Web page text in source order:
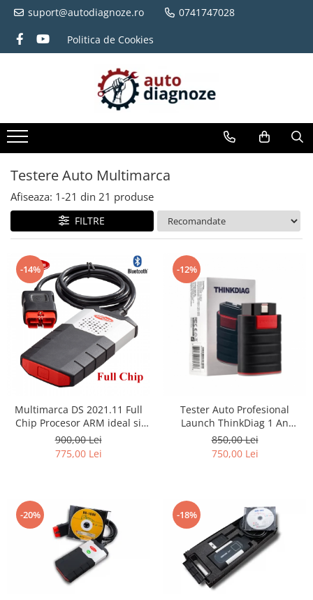
suport@autodiagnoze.ro 0741747028
Politica de Cookies
Testere Auto Multimarca
Afiseaza: 1-21 din 21 produse
FILTRE
-14%
Multimarca DS 2021.11 Full
Chip Procesor ARM ideal si
Bmw ,Ford Autoturisme +
Camioane
900,00 Lei
775,00 Lei
-12%
Tester Auto Profesional
Launch ThinkDiag 1 An
Update inclus, 115 Marci
Bluetooth Android IOS
850,00 Lei
750,00 Lei
-20% -18%